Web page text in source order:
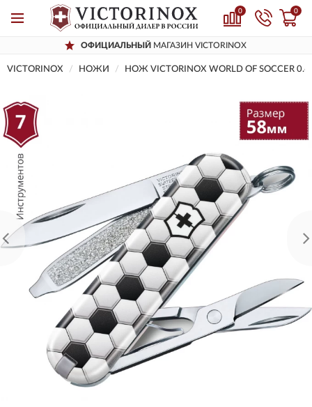
0 0
ОФИЦИАЛЬНЫЙ МАГАЗИН VICTORINOX
VICTORINOX НОЖИ НОЖ VICTORINOX WORLD OF SOCCER